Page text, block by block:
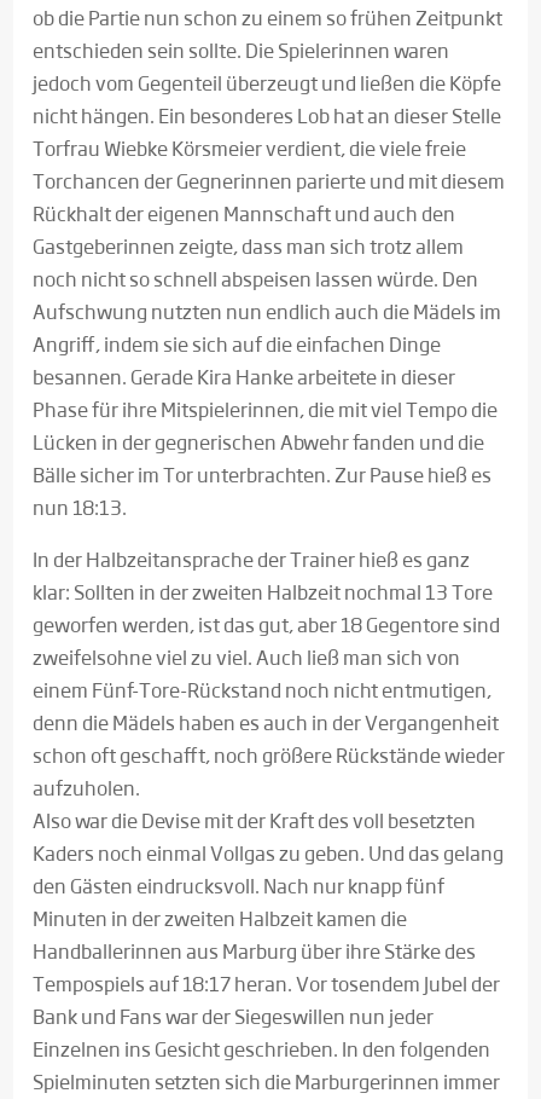
ob die Partie nun schon zu einem so frühen Zeitpunkt
entschieden sein sollte. Die Spielerinnen waren
jedoch vom Gegenteil überzeugt und ließen die Köpfe
nicht hängen. Ein besonderes Lob hat an dieser Stelle
Torfrau Wiebke Körsmeier verdient, die viele freie
Torchancen der Gegnerinnen parierte und mit diesem
Rückhalt der eigenen Mannschaft und auch den
Gastgeberinnen zeigte, dass man sich trotz allem
noch nicht so schnell abspeisen lassen würde. Den
Aufschwung nutzten nun endlich auch die Mädels im
Angriff, indem sie sich auf die einfachen Dinge
besannen. Gerade Kira Hanke arbeitete in dieser
Phase für ihre Mitspielerinnen, die mit viel Tempo die
Lücken in der gegnerischen Abwehr fanden und die
Bälle sicher im Tor unterbrachten. Zur Pause hieß es
nun 18:13.
In der Halbzeitansprache der Trainer hieß es ganz
klar: Sollten in der zweiten Halbzeit nochmal 13 Tore
geworfen werden, ist das gut, aber 18 Gegentore sind
zweifelsohne viel zu viel. Auch ließ man sich von
einem Fünf-Tore-Rückstand noch nicht entmutigen,
denn die Mädels haben es auch in der Vergangenheit
schon oft geschafft, noch größere Rückstände wieder
aufzuholen.
Also war die Devise mit der Kraft des voll besetzten
Kaders noch einmal Vollgas zu geben. Und das gelang
den Gästen eindrucksvoll. Nach nur knapp fünf
Minuten in der zweiten Halbzeit kamen die
Handballerinnen aus Marburg über ihre Stärke des
Tempospiels auf 18:17 heran. Vor tosendem Jubel der
Bank und Fans war der Siegeswillen nun jeder
Einzelnen ins Gesicht geschrieben. In den folgenden
Spielminuten setzten sich die Marburgerinnen immer